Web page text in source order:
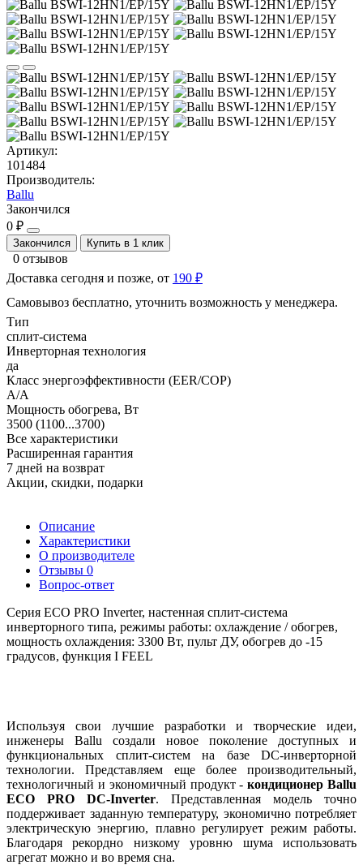
Артикул:
101484
Производитель:
Ballu
Закончился
0 ₽
Закончился Купить в 1 клик
0 отзывов
Доставка сегодня и позже, от 190 ₽
Самовывоз бесплатно, уточнить возможность у менеджера.
Тип
сплит-система
Инверторная технология
да
Класс энергоэффективности (EER/COP)
A/A
Мощность обогрева, Вт
3500 (1100...3700)
Все характеристики
Расширенная гарантия
7 дней на возврат
Акции, скидки, подарки
Описание
Характеристики
О производителе
Отзывы 0
Вопрос-ответ
Серия ECO PRO Inverter, настенная сплит-система
инверторного типа, режимы работы: охлаждение / обогрев,
мощность охлаждения: 3300 Вт, пульт ДУ, обогрев до -15
градусов, функция I FEEL
Используя свои лучшие разработки и творческие идеи,
инженеры Ballu создали новое поколение доступных и
функциональных сплит-систем на базе DC-инверторной
технологии. Представляем еще более производительный,
технологичный и экономичный продукт -кондиционер Ballu
ECO PRO DC-Inverter. Представленная модель точно
поддерживает заданную температуру, экономично потребляет
электрическую энергию, плавно регулирует режим работы.
Благодаря рекордно низкому уровню шума использовать
агрегат можно и во время сна.